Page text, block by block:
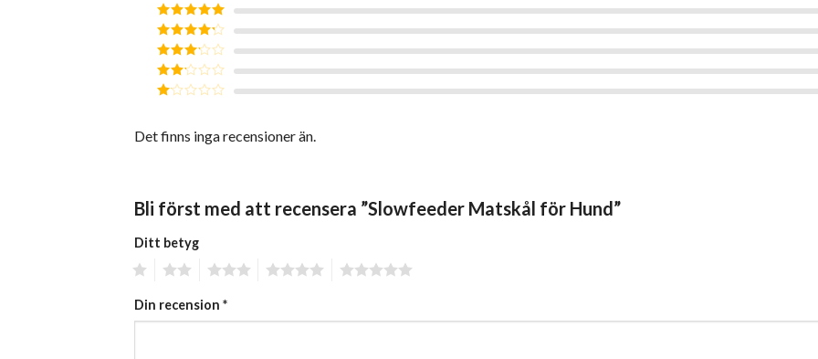
Betygsatt5
av 5
Betygsatt
4av 5
Betygsatt
3av 5
Betygsatt
av
Det finns inga recensioner än.
Bli först med att recensera ”Slowfeeder Matskål för Hund”
Ditt betyg
Din recension *